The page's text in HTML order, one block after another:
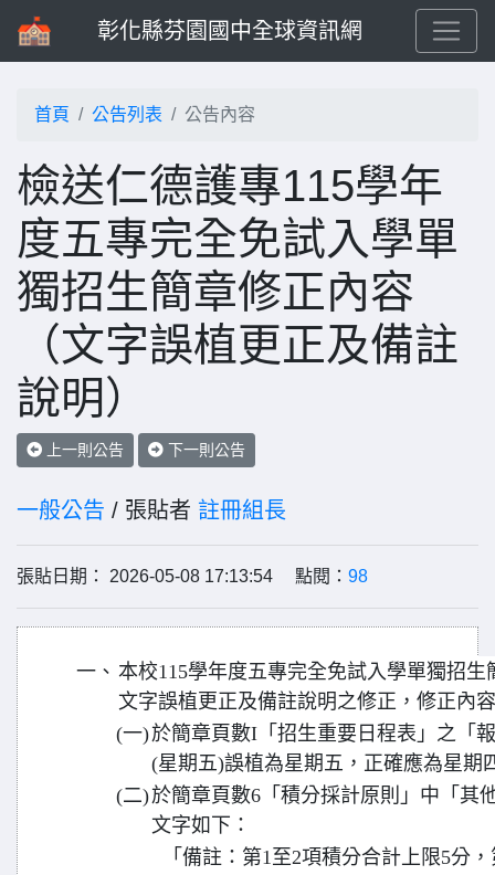
彰化縣芬園國中全球資訊網
首頁 公告列表 公告內容
檢送仁德護專115學年
度五專完全免試入學單
獨招生簡章修正內容
（文字誤植更正及備註
說明）
上一則公告 下一則公告
一般公告 / 張貼者 註冊組長
張貼日期： 2026-05-08 17:13:54 點閱： 98
一、 本校115學年度五專完全免試入學單獨招
文字誤植更正及備註說明之修正，修正內
(一)於簡章頁數I「招生重要日程表」之「
(星期五)誤植為星期五，正確應為星期
(二)於簡章頁數6「積分採計原則」中「其
文字如下：
「備註：第1至2項積分合計上限5分